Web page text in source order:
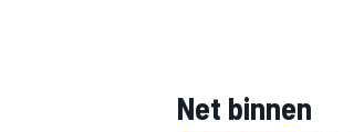
Net binnen